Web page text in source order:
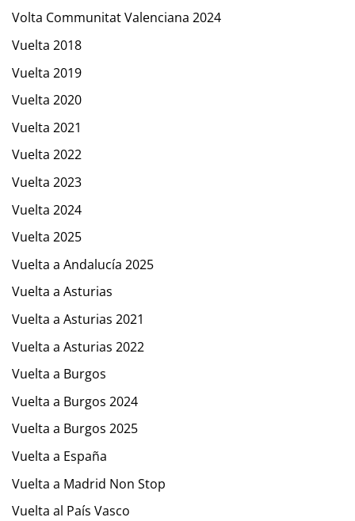
Volta Communitat Valenciana 2024
Vuelta 2018
Vuelta 2019
Vuelta 2020
Vuelta 2021
Vuelta 2022
Vuelta 2023
Vuelta 2024
Vuelta 2025
Vuelta a Andalucía 2025
Vuelta a Asturias
Vuelta a Asturias 2021
Vuelta a Asturias 2022
Vuelta a Burgos
Vuelta a Burgos 2024
Vuelta a Burgos 2025
Vuelta a España
Vuelta a Madrid Non Stop
Vuelta al País Vasco